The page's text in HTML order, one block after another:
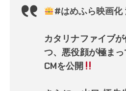
#はめふら映画化
カタリナファイブ
つ、悪役顔が極ま
CMを公開